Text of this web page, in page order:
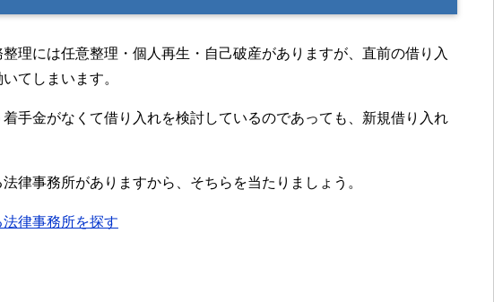
理には任意整理・個人再生・自己破産がありますが、直前の借り入
てしまいます。
手金がなくて借り入れを検討しているのであっても、新規借り入れ
律事務所がありますから、そちらを当たりましょう。
律事務所を探す